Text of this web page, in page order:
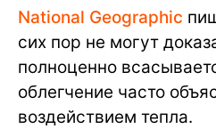
National Geographic
сих пор не могут
полноценно
облегчение часто
воздействием тепла.